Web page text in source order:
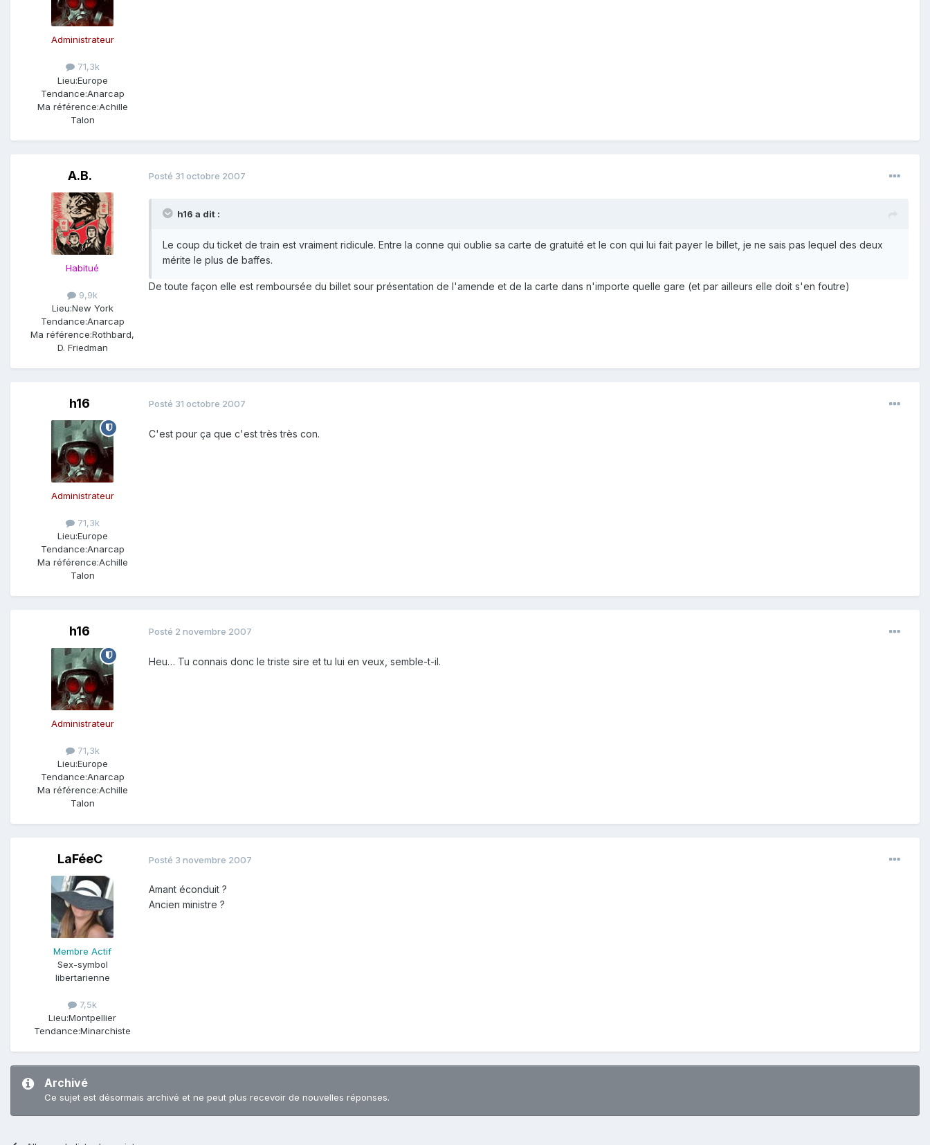
Administrateur
71,3k
Lieu:Europe
Tendance:Anarcap
Ma référence:Achille
Talon
A.B.
Habitué
9,9k
Lieu:New York
Tendance:Anarcap
Ma référence:Rothbard,
D. Friedman
Posté 31 octobre 2007
h16 a dit :
Le coup du ticket de train est vraiment ridicule. Entre la conne qui oublie sa carte de gratuité et le con qui lui fait payer le billet, je ne sais pas lequel des deux
mérite le plus de baffes.
De toute façon elle est remboursée du billet sour présentation de l'amende et de la carte dans n'importe quelle gare (et par ailleurs elle doit s'en foutre)
h16
Administrateur
71,3k
Lieu:Europe
Tendance:Anarcap
Ma référence:Achille
Talon
Posté 31 octobre 2007
C'est pour ça que c'est très très con.
h16
Administrateur
71,3k
Lieu:Europe
Tendance:Anarcap
Ma référence:Achille
Talon
Posté 2 novembre 2007
Heu… Tu connais donc le triste sire et tu lui en veux, semble-t-il.
LaFéeC
Membre Actif
Sex-symbol
libertarienne
7,5k
Lieu:Montpellier
Tendance:Minarchiste
Posté 3 novembre 2007
Amant éconduit ?
Ancien ministre ?
Archivé
Ce sujet est désormais archivé et ne peut plus recevoir de nouvelles réponses.